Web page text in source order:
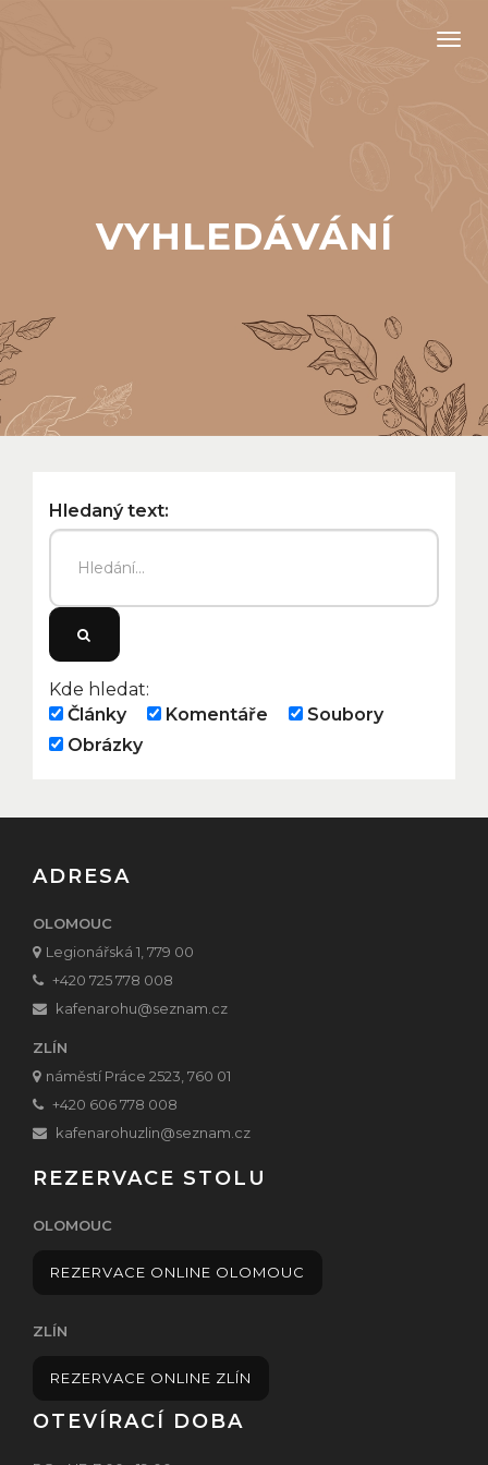
VYHLEDÁVÁNÍ
Hledaný text:
Kde hledat:
Články
Komentáře
Soubory
Obrázky
ADRESA
OLOMOUC
Legionářská 1, 779 00
+420 725 778 008
kafenarohu@seznam.cz
ZLÍN
náměstí Práce 2523, 760 01
+420 606 778 008
kafenarohuzlin@seznam.cz
REZERVACE STOLU
OLOMOUC
REZERVACE ONLINE OLOMOUC
ZLÍN
REZERVACE ONLINE ZLÍN
OTEVÍRACÍ DOBA